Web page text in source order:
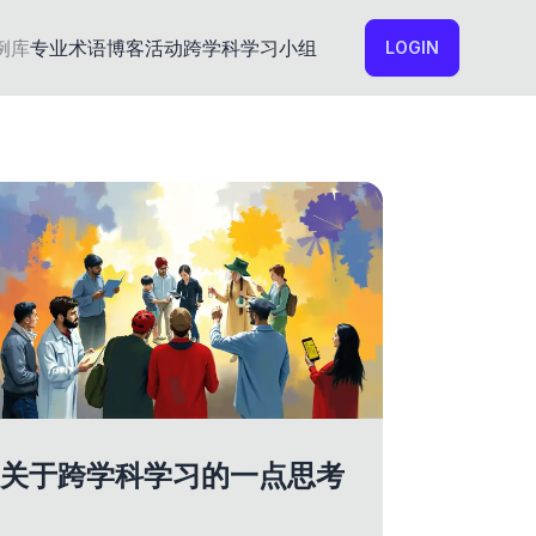
库专业术语博客活动跨学科学习小组 LOGIN
关于跨学科学习的一点思考